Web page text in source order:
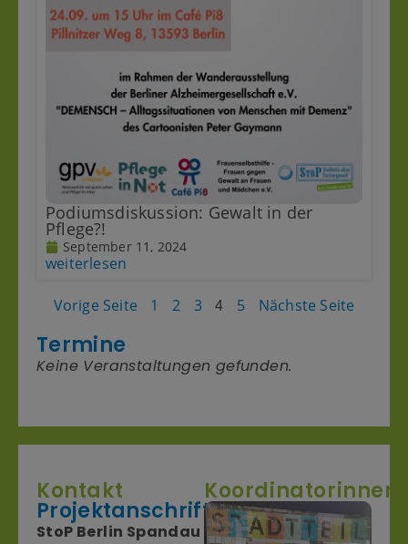
Podiumsdiskussion: Gewalt in der
Pflege?!
September 11, 2024
weiterlesen
Vorige Seite 1 2 3 4 5 Nächste Seite
Termine
Keine Veranstaltungen gefunden.
Kontakt
Projektanschrift
StoP Berlin Spandau
Koordinatorinnen